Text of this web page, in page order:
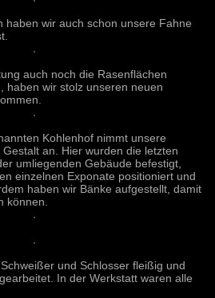
haben wir auch schon unsere Fahne
auch noch die Rasenflächen
haben wir stolz unseren neuen
Kohlenhof nimmt unsere
an. Hier wurden die letzten
umliegenden Gebäude befestigt,
einzelnen Exponate positioniert und
haben wir Bänke aufgestellt, damit
können.
und Schlosser fleißig und
In der Werkstatt waren alle